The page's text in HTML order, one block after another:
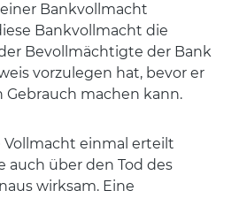
Bankvollmacht
Bankvollmacht die
Bevollmächtigte der Bank
vorzulegen hat, bevor er
Gebrauch machen kann.
einmal erteilt
auch über den Tod des
wirksam. Eine